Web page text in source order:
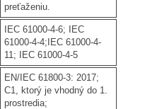
preťaženiu.
IEC 61000-4-6; IEC
61000-4-4;IEC 61000-4-
11; IEC 61000-4-5
EN/IEC 61800-3: 2017;
C1, ktorý je vhodný do 1.
prostredia;